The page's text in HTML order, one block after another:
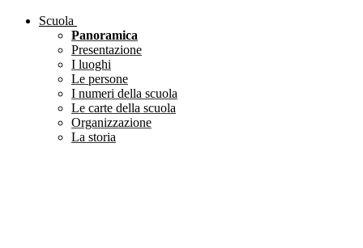
Scuola
Panoramica
Presentazione
I luoghi
Le persone
I numeri della scuola
Le carte della scuola
Organizzazione
La storia